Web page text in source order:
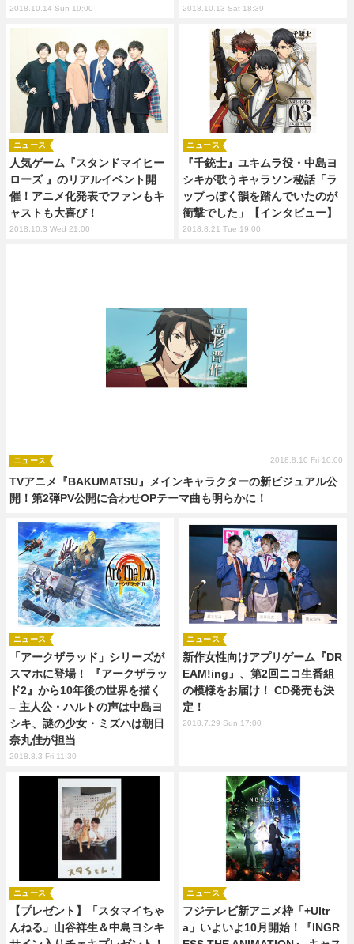
2018.10.14 Sun 19:00 2018.10.13 Sat 18:39
人気ゲーム『スタンドマイヒー
ローズ 』のリアルイベント開
催！アニメ化発表でファンもキ
ャストも大喜び！
ニュース
2018.10.3 Wed 21:00
『千銃士』ユキムラ役・中島ヨ
シキが歌うキャラソン秘話「ラ
ップっぽく韻を踏んでいたのが
衝撃でした」【インタビュー】
ニュース
2018.8.21 Tue 19:00
TVアニメ『BAKUMATSU』メインキャラクターの新ビジュアル公
開！第2弾PV公開に合わせOPテーマ曲も明らかに！
ニュース 2018.8.10 Fri 10:00
「アークザラッド」シリーズが
スマホに登場！ 『アークザラッ
ド2』から10年後の世界を描く
– 主人公・ハルトの声は中島ヨ
シキ、謎の少女・ミズハは朝日
奈丸佳が担当
ニュース
2018.8.3 Fri 11:30
新作女性向けアプリゲーム『DR
EAM!ing』、第2回ニコ生番組
の模様をお届け！ CD発売も決
定！
ニュース
2018.7.29 Sun 17:00
【プレゼント】「スタマイちゃ
んねる」山谷祥生＆中島ヨシキ
ニュース
フジテレビ新アニメ枠「+Ultr
a」いよいよ10月開始！『INGR
ニュース